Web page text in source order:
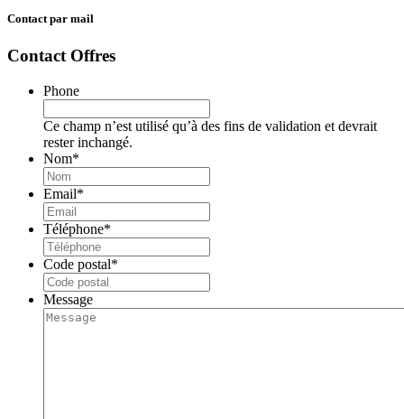
Contact par mail
Contact Offres
Phone
Ce champ n’est utilisé qu’à des fins de validation et devrait
rester inchangé.
Nom*
Email*
Téléphone*
Code postal*
Message